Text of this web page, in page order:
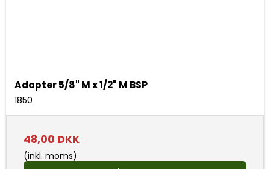
Adapter 5/8" M x 1/2" M BSP
1850
48,00 DKK
(inkl. moms)